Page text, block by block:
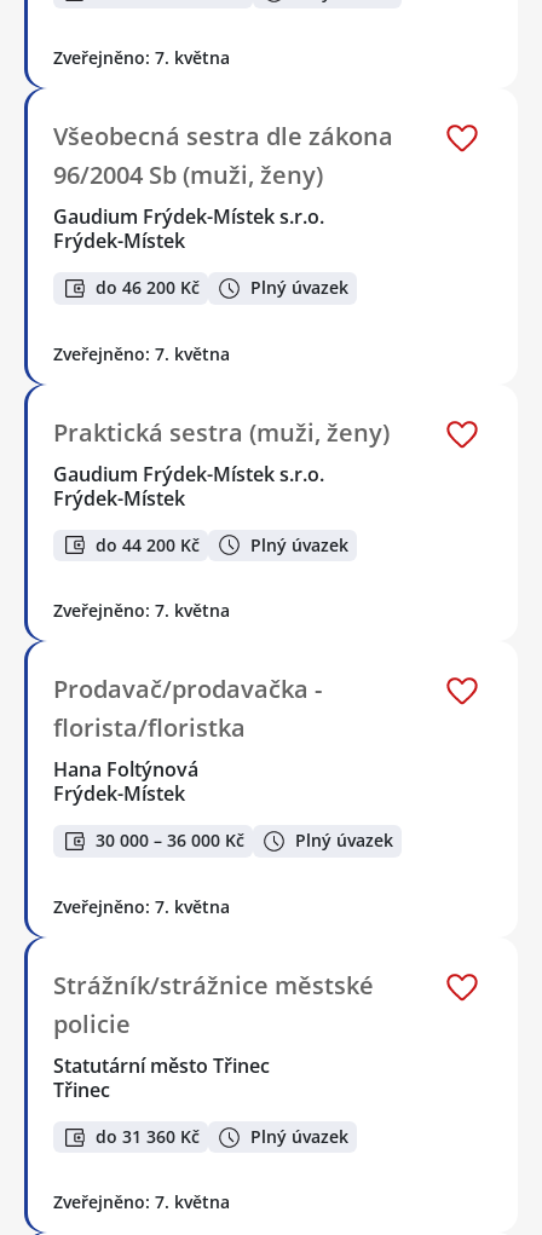
Zveřejněno: 7. května
Všeobecná sestra dle zákona
96/2004 Sb (muži, ženy)
Gaudium Frýdek-Místek s.r.o.
Frýdek-Místek
do 46 200 Kč Plný úvazek
Zveřejněno: 7. května
Praktická sestra (muži, ženy)
Gaudium Frýdek-Místek s.r.o.
Frýdek-Místek
do 44 200 Kč Plný úvazek
Zveřejněno: 7. května
Prodavač/prodavačka -
florista/floristka
Hana Foltýnová
Frýdek-Místek
30 000 – 36 000 Kč Plný úvazek
Zveřejněno: 7. května
Strážník/strážnice městské
policie
Statutární město Třinec
Třinec
do 31 360 Kč Plný úvazek
Zveřejněno: 7. května